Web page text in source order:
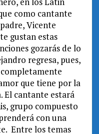
como cantante
Vicente
gustan estas
gozarás de lo
regresa, pues,
que tiene por la
El cantante estará
grupo compuesto
con una
Entre los temas